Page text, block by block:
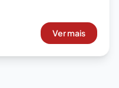
Ver mais